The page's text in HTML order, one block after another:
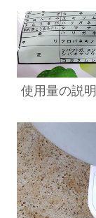
使用量の説明